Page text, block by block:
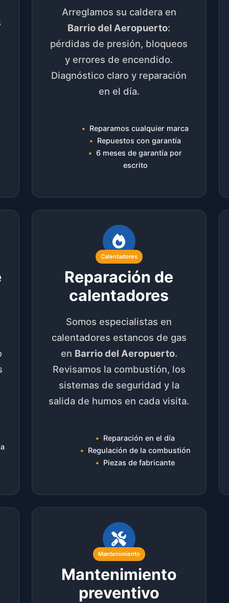
Arreglamos su caldera en
Barrio del Aeropuerto:
pérdidas de presión, bloqueos
y errores de encendido.
Diagnóstico claro y reparación
en el día.
Reparamos cualquier marca
Repuestos con garantía
6 meses de garantía por
escrito
Calentadores
Reparación de
calentadores
Somos especialistas en
calentadores estancos de gas
en Barrio del Aeropuerto.
Revisamos la combustión, los
sistemas de seguridad y la
salida de humos en cada visita.
Reparación en el día
Regulación de la combustión
Piezas de fabricante
Mantenimiento
Mantenimiento
preventivo